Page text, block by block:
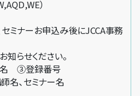
）
ミナーお申込み後にJCCA事務
らせください。
③登録番号
、セミナー名